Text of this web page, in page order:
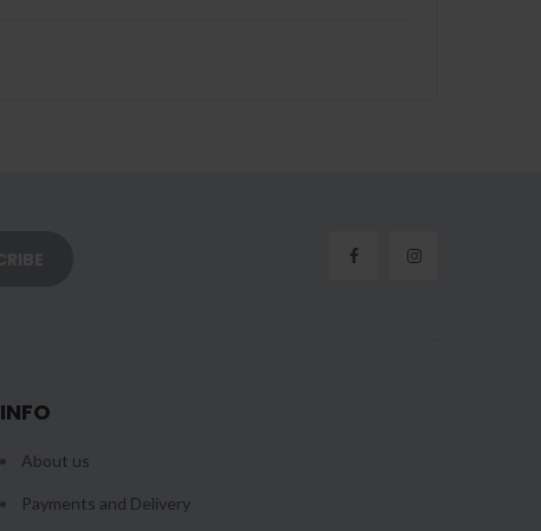
INFO
About us
Payments and Delivery